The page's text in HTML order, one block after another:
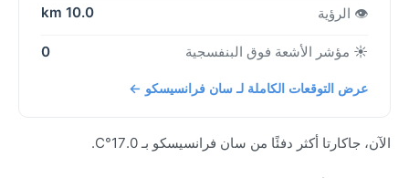
👁️ الرؤية 10.0 km
☀️ مؤشر الأشعة فوق البنفسجية 0
عرض التوقعات الكاملة لـ سان فرانسيسكو ←
الآن، جاكارتا أكثر دفئًا من سان فرانسيسكو بـ 17.0°C.